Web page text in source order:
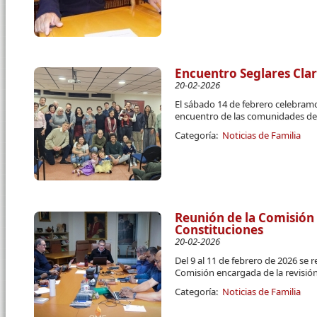
Encuentro Seglares
20-02-2026
El sábado 14 de febrero
encuentro de las comunidades
Categoría: Noticias de Familia
Reunión de la
Constituciones
20-02-2026
Del 9 al 11 de febrero de 2026 se
Comisión encargada de la
Categoría: Noticias de Familia